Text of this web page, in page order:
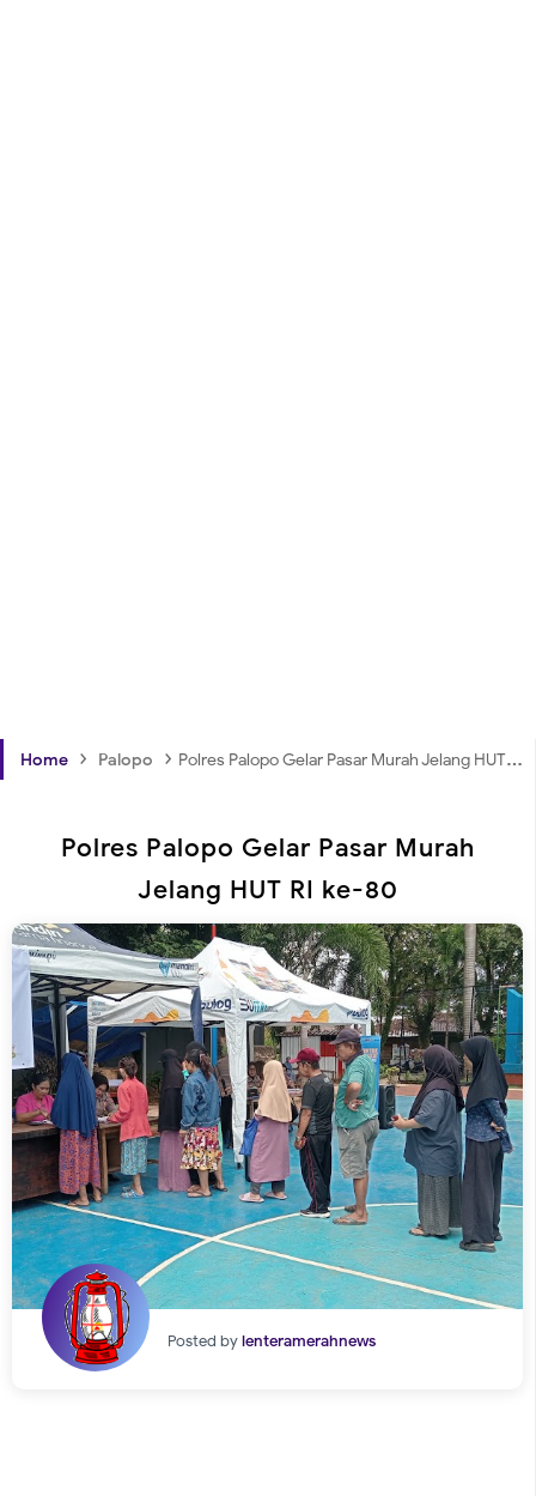
Home › Palopo › Polres Palopo Gelar Pasar Murah Jelang HUT RI ke-80
Polres Palopo Gelar Pasar Murah
Jelang HUT RI ke-80
Posted bylenteramerahnews